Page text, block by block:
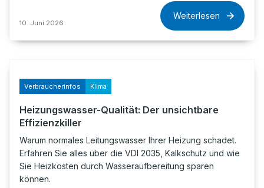
10. Juni 2026
Weiterlesen
Verbraucherinfos Klima
Heizungswasser-Qualität: Der unsichtbare
Effizienzkiller
Warum normales Leitungswasser Ihrer Heizung schadet.
Erfahren Sie alles über die VDI 2035, Kalkschutz und wie
Sie Heizkosten durch Wasseraufbereitung sparen
können.